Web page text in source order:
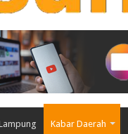
Kabar Daerah